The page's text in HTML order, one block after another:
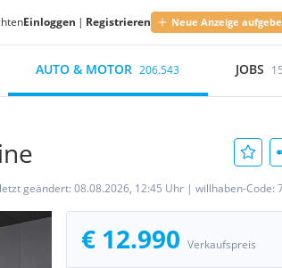
Einloggen | Registrieren Neue Anzeige
AUTO & MOTOR 206.543 JOBS
geändert: 08.08.2026, 12:45 Uhr | willhaben-Code:
€ 12.990 Verkaufspreis